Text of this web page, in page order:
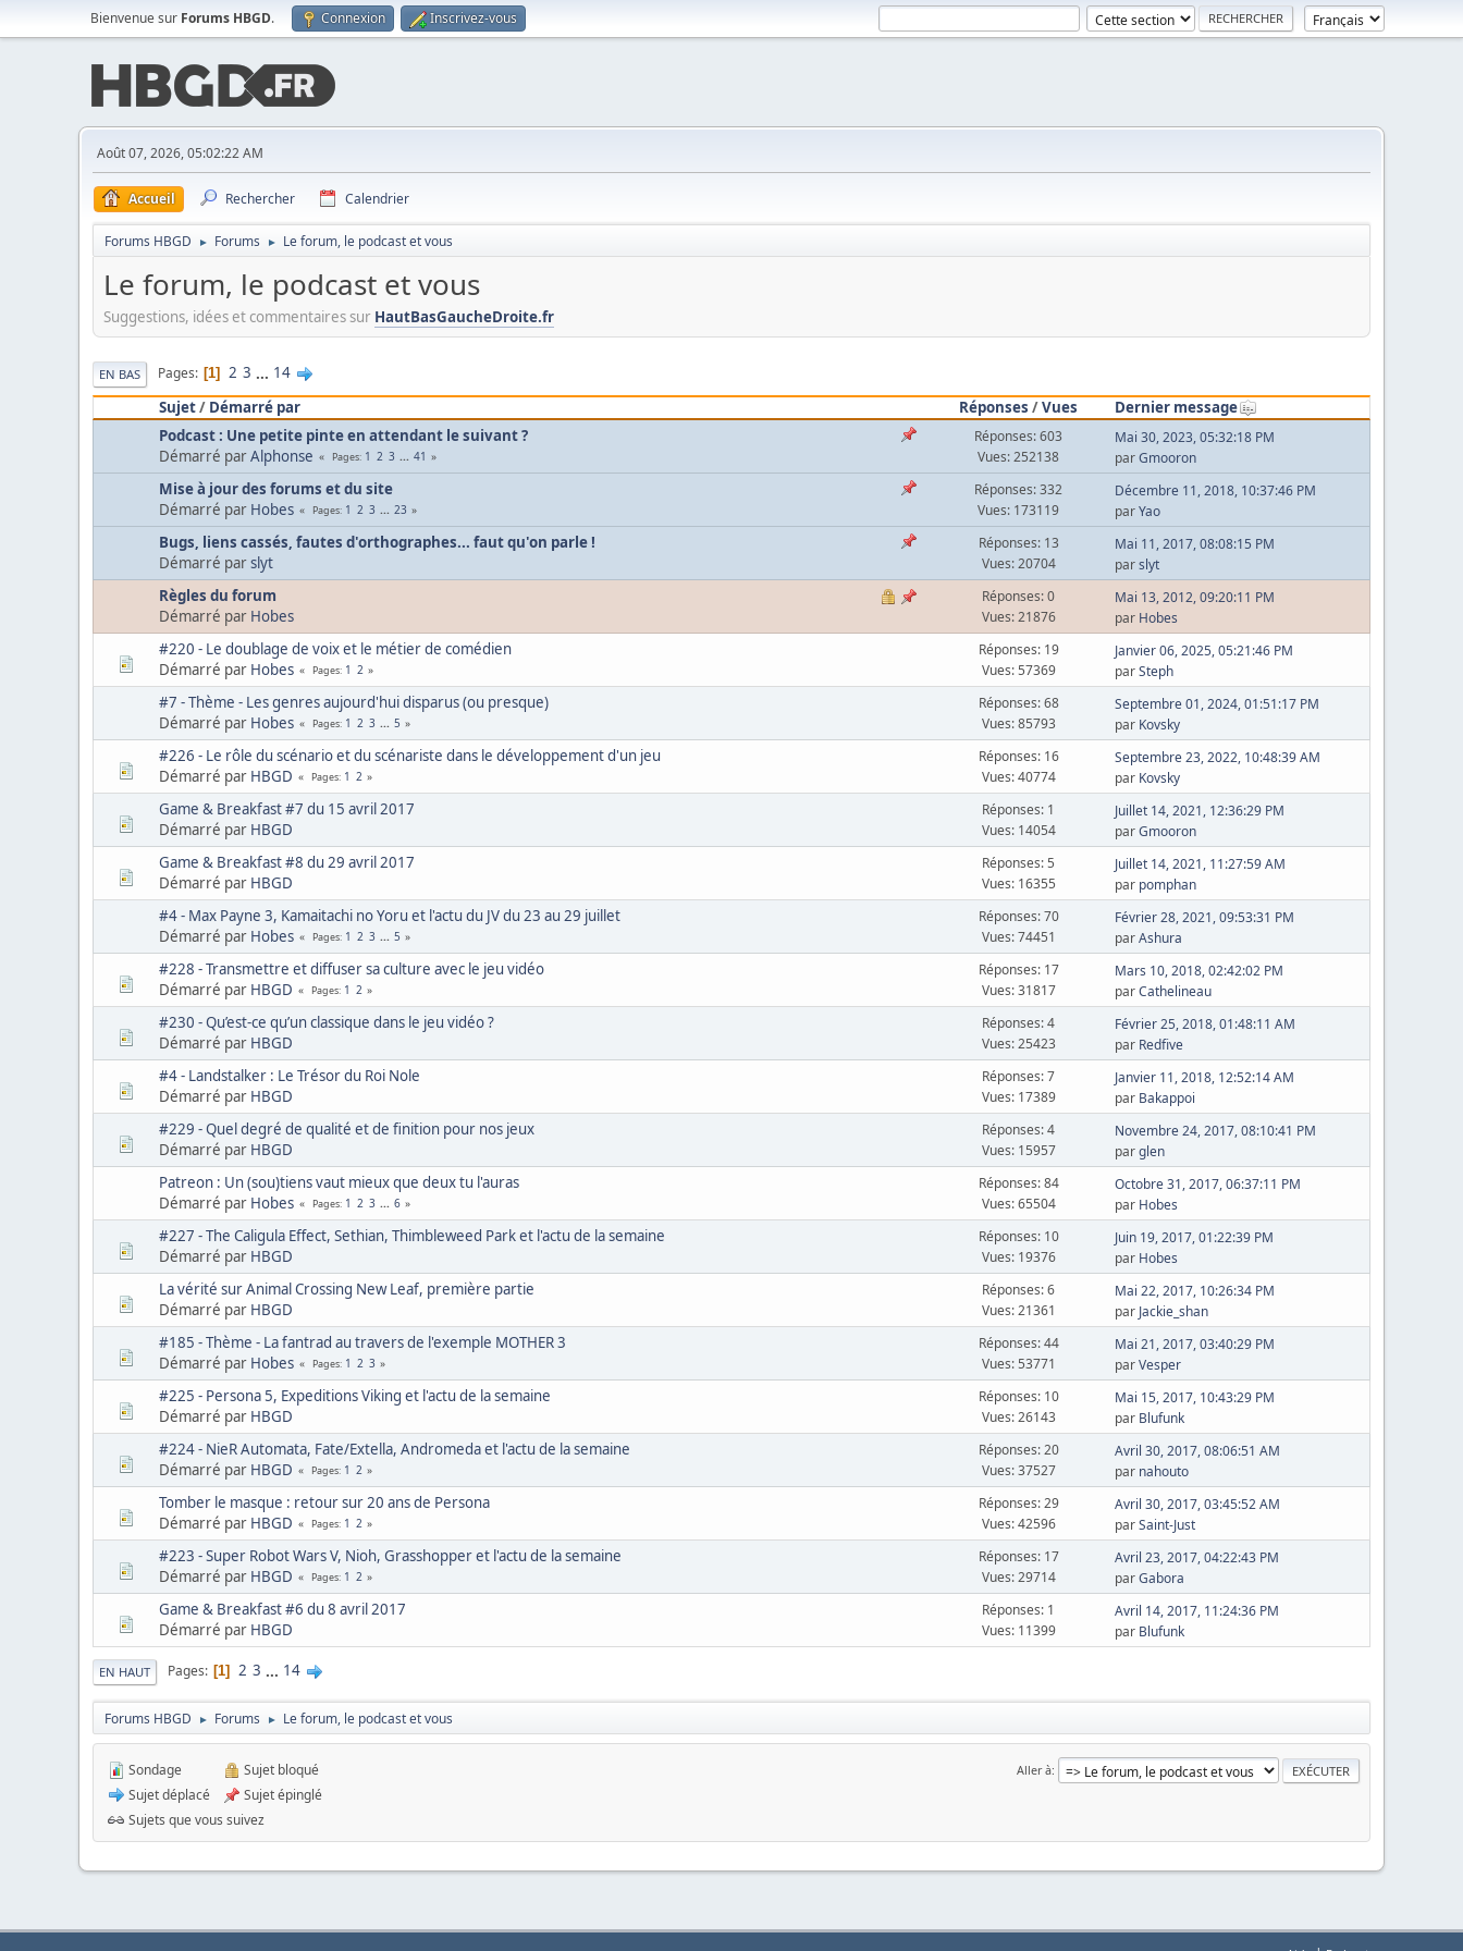
Bienvenue sur Forums HBGD. Connexion Inscrivez-vous
Août 07, 2026, 05:02:22 AM
Accueil Rechercher Calendrier
Forums HBGD ► Forums ► Le forum, le podcast et vous
Le forum, le podcast et vous
Suggestions, idées et commentaires sur HautBasGaucheDroite.fr
EN BAS Pages 1 2 3 ... 14
Sujet/ Démarré par Réponses /Vues
Dernier message
Podcast : Une petite pinte en attendant le suivant ?
Démarré parAlphonse Pages 1 2 3 ... 41
Réponses: 603
Vues: 252138
Mai 30, 2023, 05:32:18 PM
parGmooron
Mise à jour des forums et du site
Démarré par Hobes Pages 1 2 3 ... 23
Réponses: 332
Vues: 173119
Décembre 11, 2018, 10:37:46 PM
parYao
Bugs, liens cassés, fautes d'orthographes... faut qu'on parle !
Démarré parslyt
Réponses: 13
Vues: 20704
Mai 11, 2017, 08:08:15 PM
parslyt
Règles du forum
Démarré par Hobes
Réponses: 0
Vues: 21876
Mai 13, 2012, 09:20:11 PM
par Hobes
#220 - Le doublage de voix et le métier de comédien
Démarré par Hobes Pages 1 2
Réponses: 19
Vues: 57369
Janvier 06, 2025, 05:21:46 PM
parSteph
#7 - Thème - Les genres aujourd'hui disparus (ou presque)
Démarré par Hobes Pages 1 2 3 ... 5
Réponses: 68
Vues: 85793
Septembre 01, 2024, 01:51:17 PM
par Kovsky
#226 - Le rôle du scénario et du scénariste dans le développement d'un jeu
Démarré par HBGD Pages 1 2
Réponses: 16
Vues: 40774
Septembre 23, 2022, 10:48:39 AM
par Kovsky
Game & Breakfast #7 du 15 avril 2017
Démarré par HBGD
Réponses: 1
Vues: 14054
Juillet 14, 2021, 12:36:29 PM
parGmooron
Game & Breakfast #8 du 29 avril 2017
Démarré par HBGD
Réponses: 5
Vues: 16355
Juillet 14, 2021, 11:27:59 AM
par pomphan
#4 - Max Payne 3, Kamaitachi no Yoru et l'actu du JV du 23 au 29 juillet
Démarré par Hobes Pages 1 2 3 ... 5
Réponses: 70
Vues: 74451
Février 28, 2021, 09:53:31 PM
parAshura
#228 - Transmettre et diffuser sa culture avec le jeu vidéo
Démarré par HBGD Pages 1 2
Réponses: 17
Vues: 31817
Mars 10, 2018, 02:42:02 PM
parCathelineau
#230 - Qu’est-ce qu’un classique dans le jeu vidéo ?
Démarré par HBGD
Réponses: 4
Vues: 25423
Février 25, 2018, 01:48:11 AM
par Redfive
#4 - Landstalker : Le Trésor du Roi Nole
Démarré par HBGD
Réponses: 7
Vues: 17389
Janvier 11, 2018, 12:52:14 AM
par Bakappoi
#229 - Quel degré de qualité et de finition pour nos jeux
Démarré par HBGD
Réponses: 4
Vues: 15957
Novembre 24, 2017, 08:10:41 PM
parglen
Patreon : Un (sou)tiens vaut mieux que deux tu l'auras
Démarré par Hobes Pages 1 2 3 ... 6
Réponses: 84
Vues: 65504
Octobre 31, 2017, 06:37:11 PM
par Hobes
#227 - The Caligula Effect, Sethian, Thimbleweed Park et l'actu de la semaine
Démarré par HBGD
Réponses: 10
Vues: 19376
Juin 19, 2017, 01:22:39 PM
par Hobes
La vérité sur Animal Crossing New Leaf, première partie
Démarré par HBGD
Réponses: 6
Vues: 21361
Mai 22, 2017, 10:26:34 PM
par Jackie_shan
#185 - Thème - La fantrad au travers de l'exemple MOTHER 3
Démarré par Hobes Pages 1 2 3
Réponses: 44
Vues: 53771
Mai 21, 2017, 03:40:29 PM
parVesper
#225 - Persona 5, Expeditions Viking et l'actu de la semaine
Démarré par HBGD
Réponses: 10
Vues: 26143
Mai 15, 2017, 10:43:29 PM
par Blufunk
#224 - NieR Automata, Fate/Extella, Andromeda et l'actu de la semaine
Démarré par HBGD Pages 1 2
Réponses: 20
Vues: 37527
Avril 30, 2017, 08:06:51 AM
par nahouto
Tomber le masque : retour sur 20 ans de Persona
Démarré par HBGD Pages 1 2
Réponses: 29
Vues: 42596
Avril 30, 2017, 03:45:52 AM
parSaint-Just
#223 - Super Robot Wars V, Nioh, Grasshopper et l'actu de la semaine
Démarré par HBGD Pages 1 2
Réponses: 17
Vues: 29714
Avril 23, 2017, 04:22:43 PM
parGabora
Game & Breakfast #6 du 8 avril 2017
Démarré par HBGD
Réponses: 1
Vues: 11399
Avril 14, 2017, 11:24:36 PM
par Blufunk
EN HAUT Pages 1 2 3 ... 14
Forums HBGD ► Forums ► Le forum, le podcast et vous
Aller à
Sondage
Sujet déplacé
Sujet bloqué
Sujet épinglé
Sujets que vous suivez